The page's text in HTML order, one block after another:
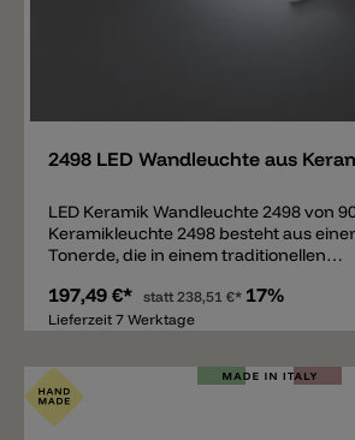
2498 LED Wandleuchte aus
LED Keramik Wandleuchte 2498 von
Keramikleuchte 2498 besteht aus
Tonerde, die in einem traditionellen
bearbeitet wird. Die Wandleuchte 2498
moderne und elegante Form. Die
normaler Wandfarbe übermalt bzw.
Eine geeignete Wandlampe für den Flur,
Treppenaufgänge, Schlafzimmer,
Wohnzimmer.
197,49 €* statt238,51 €* 17%
Lieferzeit 7 Werktage